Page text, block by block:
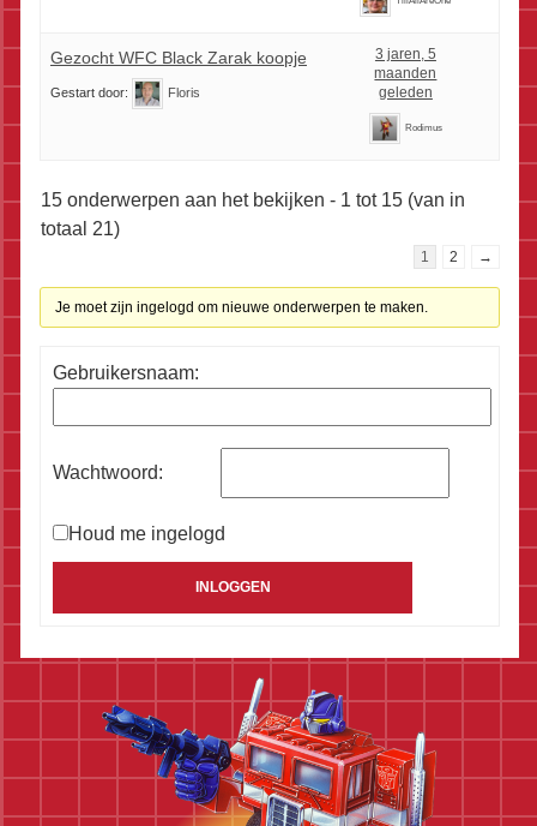
Gezocht WFC Black Zarak koopje
Gestart door: Floris
3 jaren, 5
maanden
geleden
Rodimus
15 onderwerpen aan het bekijken - 1 tot 15 (van in
totaal 21)
1 2 →
Je moet zijn ingelogd om nieuwe onderwerpen te maken.
Gebruikersnaam:
Wachtwoord:
Houd me ingelogd
Alternative:
INLOGGEN